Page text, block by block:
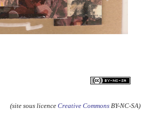
(site sous licence Creative CommonsBY-NC-SA)